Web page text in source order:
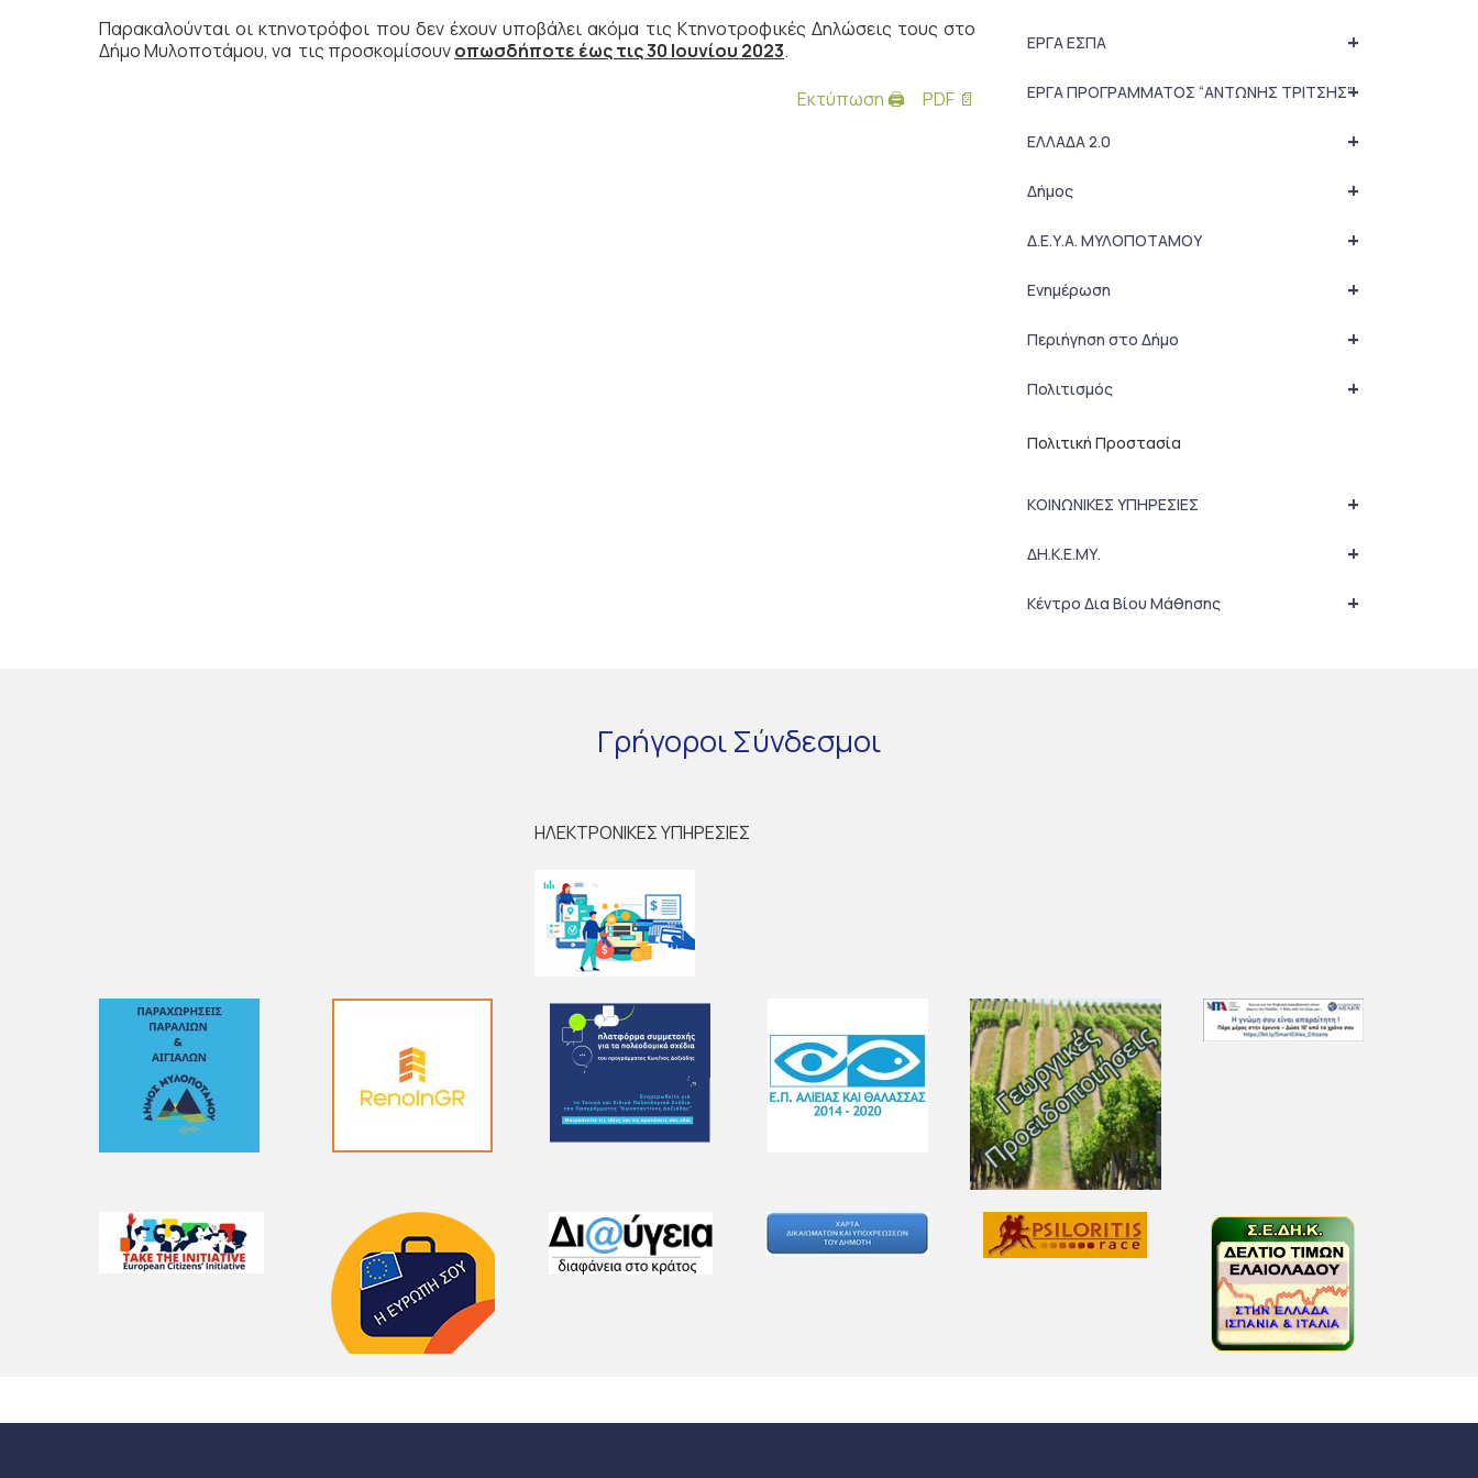
Παρακαλούνται οι κτηνοτρόφοι που δεν έχουν υποβάλει ακόμα τις Κτηνοτροφικές Δηλώσεις τους στο
Δήμο Μυλοποτάμου, να τις προσκομίσουνοπωσδήποτε έως τις 30 Ιουνίου 2023.
Εκτύπωση 🖨
PDF 📄
+
ΕΡΓΑ ΕΣΠΑ
+
ΕΡΓΑ ΠΡΟΓΡΑΜΜΑΤΟΣ “ΑΝΤΩΝΗΣ ΤΡΙΤΣΗΣ”
+
ΕΛΛΑΔΑ 2.0
+
Δήμος
+
Δ.Ε.Υ.Α. ΜΥΛΟΠΟΤΑΜΟΥ
+
Ενημέρωση
+
Περιήγηση στο Δήμο
+
Πολιτισμός
Πολιτική Προστασία
+
ΚΟΙΝΩΝΙΚΕΣ ΥΠΗΡΕΣΙΕΣ
+
ΔΗ.Κ.Ε.ΜΥ.
+
Κέντρο Δια Βίου Μάθησης
ΓρήγοροιΣύνδεσμοι
ΗΛΕΚΤΡΟΝΙΚΕΣ ΥΠΗΡΕΣΙΕΣ